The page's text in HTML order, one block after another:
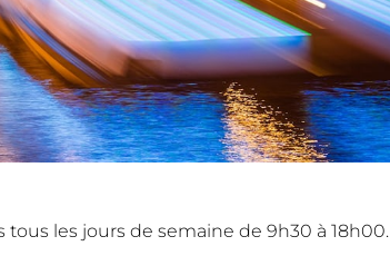
tous les jours de semaine de 9h30 à 18h00.